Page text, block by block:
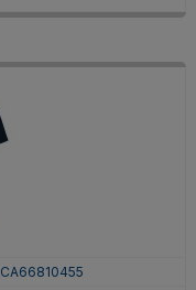
CA66810455